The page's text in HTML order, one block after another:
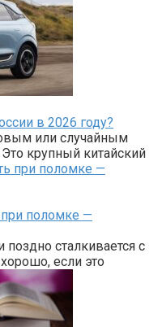
в 2026 году?
или случайным
крупный китайский
при поломке —
сталкивается с
если это